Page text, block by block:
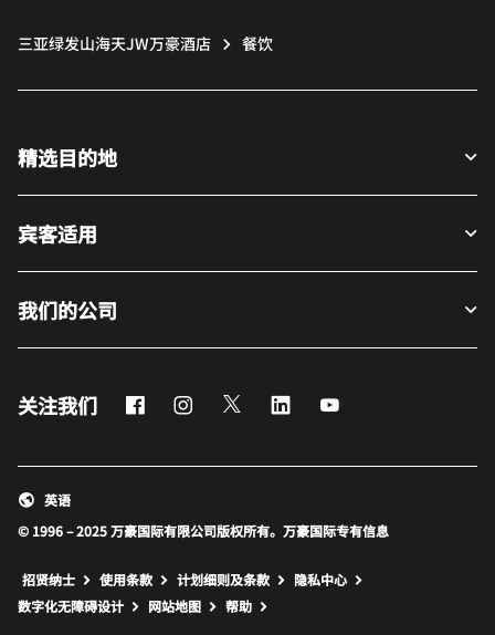
三亚绿发山海天JW万豪酒店 餐饮
精选目的地
宾客适用
我们的公司
关注我们 FacebookInstagram
Twitter LinkedIn
© 1996 – 2025 万豪国际有限公司版权所有。万豪国际专有信息
英语
招贤纳士 使用条款 计划细则及条款
隐私中心
数字化无障碍设计
网站地图 打开新窗口
帮助